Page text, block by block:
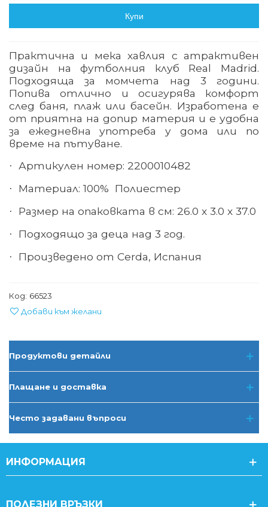
Купи
Практична и мека хавлия с атрактивен
дизайн на футболния клуб Real Madrid.
Подходяща за момчета над 3 години.
Попива отлично и осигурява комфорт
след баня, плаж или басейн. Изработена е
от приятна на допир материя и е удобна
за ежедневна употреба у дома или по
време на пътуване.
· Артикулен номер: 2200010482
· Материал: 100% Полиестер
· Размер на опаковката в см: 26.0 х 3.0 х 37.0
· Подходящо за деца над 3 год.
· Произведено от Cerda, Испания
Код: 66523
Добави към желани
Продуктови детайли
Плащане и доставка
Често задавани въпроси
ИНФОРМАЦИЯ
ПОЛЕЗНИ ВРЪЗКИ